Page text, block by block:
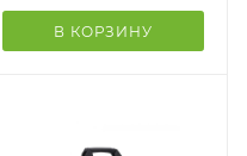
В КОРЗИНУ